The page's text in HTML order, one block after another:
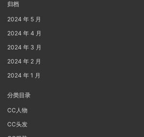
归档
2024 年 5 月
2024 年 4 月
2024 年 3 月
2024 年 2 月
2024 年 1 月
分类目录
CC人物
CC头发